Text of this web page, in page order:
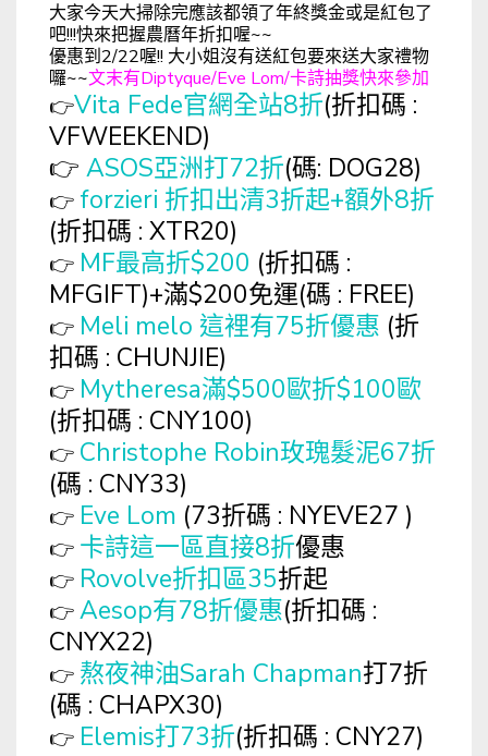
大家今天大掃除完應該都領了年終獎金或是紅包了
吧!!!快來把握農曆年折扣喔~~
優惠到2/22喔!! 大小姐沒有送紅包要來送大家禮物
囉~~文末有Diptyque/Eve Lom/卡詩抽獎快來參加
👉Vita Fede官網全站8折(折扣碼 :
VFWEEKEND)
👉 ASOS亞洲打72折(碼: DOG28)
👉 forzieri 折扣出清3折起+額外8折
(折扣碼 : XTR20)
👉 MF最高折$200 (折扣碼 :
MFGIFT)+滿$200免運(碼 : FREE)
👉 Meli melo 這裡有75折優惠 (折
扣碼 : CHUNJIE)
👉 Mytheresa滿$500歐折$100歐
(折扣碼 : CNY100)
👉 Christophe Robin玫瑰髮泥67折
(碼 : CNY33)
👉 Eve Lom (73折碼 : NYEVE27 )
👉 卡詩這一區直接8折優惠
👉 Rovolve折扣區35折起
👉Aesop有78折優惠(折扣碼 :
CNYX22)
👉 熬夜神油Sarah Chapman打7折
(碼 : CHAPX30)
👉 Elemis打73折(折扣碼 : CNY27)